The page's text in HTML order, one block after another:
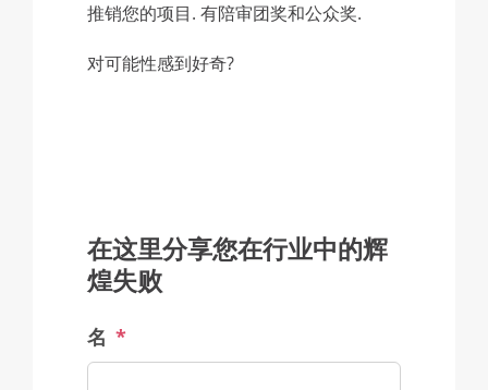
推销您的项目. 有陪审团奖和公众奖.
对可能性感到好奇?
在这里分享您在行业中的辉
煌失败
名 *